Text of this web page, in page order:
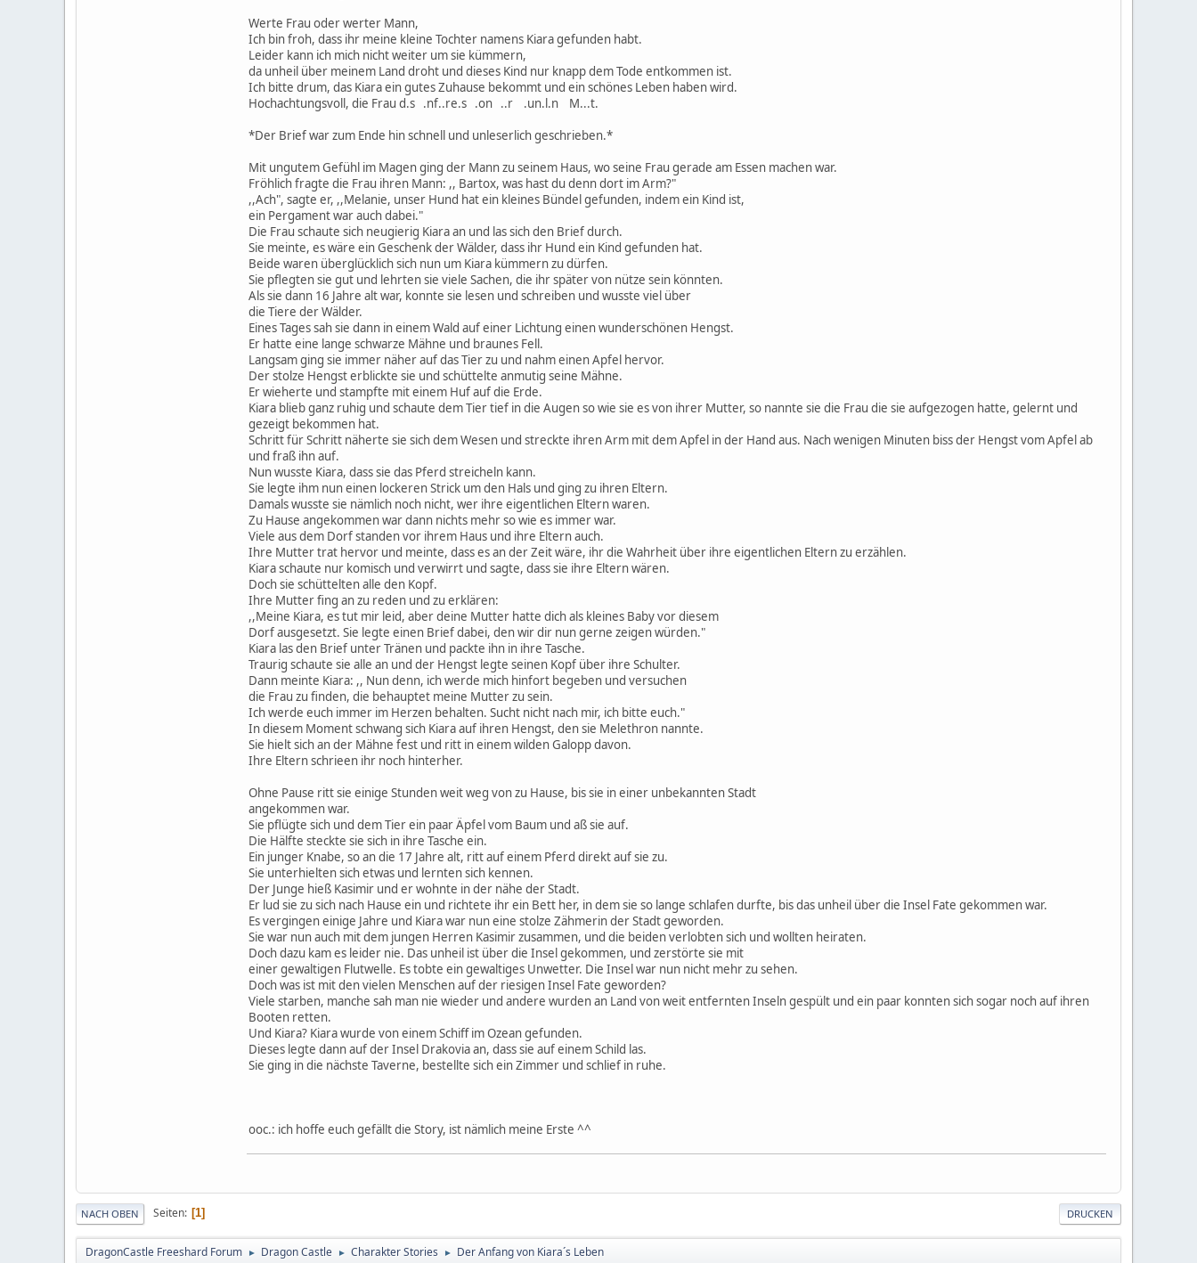
Werte Frau oder werter Mann,
Ich bin froh, dass ihr meine kleine Tochter namens Kiara gefunden habt.
Leider kann ich mich nicht weiter um sie kümmern,
da unheil über meinem Land droht und dieses Kind nur knapp dem Tode entkommen ist.
Ich bitte drum, das Kiara ein gutes Zuhause bekommt und ein schönes Leben haben wird.
Hochachtungsvoll, die Frau d.s .nf..re.s .on ..r .un.l.n M...t.
*Der Brief war zum Ende hin schnell und unleserlich geschrieben.*
Mit ungutem Gefühl im Magen ging der Mann zu seinem Haus, wo seine Frau gerade am Essen machen war.
Fröhlich fragte die Frau ihren Mann: ,, Bartox, was hast du denn dort im Arm?"
,,Ach", sagte er, ,,Melanie, unser Hund hat ein kleines Bündel gefunden, indem ein Kind ist,
ein Pergament war auch dabei."
Die Frau schaute sich neugierig Kiara an und las sich den Brief durch.
Sie meinte, es wäre ein Geschenk der Wälder, dass ihr Hund ein Kind gefunden hat.
Beide waren überglücklich sich nun um Kiara kümmern zu dürfen.
Sie pflegten sie gut und lehrten sie viele Sachen, die ihr später von nütze sein könnten.
Als sie dann 16 Jahre alt war, konnte sie lesen und schreiben und wusste viel über
die Tiere der Wälder.
Eines Tages sah sie dann in einem Wald auf einer Lichtung einen wunderschönen Hengst.
Er hatte eine lange schwarze Mähne und braunes Fell.
Langsam ging sie immer näher auf das Tier zu und nahm einen Apfel hervor.
Der stolze Hengst erblickte sie und schüttelte anmutig seine Mähne.
Er wieherte und stampfte mit einem Huf auf die Erde.
Kiara blieb ganz ruhig und schaute dem Tier tief in die Augen so wie sie es von ihrer Mutter, so nannte sie die Frau die sie aufgezogen hatte, gelernt und
gezeigt bekommen hat.
Schritt für Schritt näherte sie sich dem Wesen und streckte ihren Arm mit dem Apfel in der Hand aus. Nach wenigen Minuten biss der Hengst vom Apfel ab
und fraß ihn auf.
Nun wusste Kiara, dass sie das Pferd streicheln kann.
Sie legte ihm nun einen lockeren Strick um den Hals und ging zu ihren Eltern.
Damals wusste sie nämlich noch nicht, wer ihre eigentlichen Eltern waren.
Zu Hause angekommen war dann nichts mehr so wie es immer war.
Viele aus dem Dorf standen vor ihrem Haus und ihre Eltern auch.
Ihre Mutter trat hervor und meinte, dass es an der Zeit wäre, ihr die Wahrheit über ihre eigentlichen Eltern zu erzählen.
Kiara schaute nur komisch und verwirrt und sagte, dass sie ihre Eltern wären.
Doch sie schüttelten alle den Kopf.
Ihre Mutter fing an zu reden und zu erklären:
,,Meine Kiara, es tut mir leid, aber deine Mutter hatte dich als kleines Baby vor diesem
Dorf ausgesetzt. Sie legte einen Brief dabei, den wir dir nun gerne zeigen würden."
Kiara las den Brief unter Tränen und packte ihn in ihre Tasche.
Traurig schaute sie alle an und der Hengst legte seinen Kopf über ihre Schulter.
Dann meinte Kiara: ,, Nun denn, ich werde mich hinfort begeben und versuchen
die Frau zu finden, die behauptet meine Mutter zu sein.
Ich werde euch immer im Herzen behalten. Sucht nicht nach mir, ich bitte euch."
In diesem Moment schwang sich Kiara auf ihren Hengst, den sie Melethron nannte.
Sie hielt sich an der Mähne fest und ritt in einem wilden Galopp davon.
Ihre Eltern schrieen ihr noch hinterher.
Ohne Pause ritt sie einige Stunden weit weg von zu Hause, bis sie in einer unbekannten Stadt
angekommen war.
Sie pflügte sich und dem Tier ein paar Äpfel vom Baum und aß sie auf.
Die Hälfte steckte sie sich in ihre Tasche ein.
Ein junger Knabe, so an die 17 Jahre alt, ritt auf einem Pferd direkt auf sie zu.
Sie unterhielten sich etwas und lernten sich kennen.
Der Junge hieß Kasimir und er wohnte in der nähe der Stadt.
Er lud sie zu sich nach Hause ein und richtete ihr ein Bett her, in dem sie so lange schlafen durfte, bis das unheil über die Insel Fate gekommen war.
Es vergingen einige Jahre und Kiara war nun eine stolze Zähmerin der Stadt geworden.
Sie war nun auch mit dem jungen Herren Kasimir zusammen, und die beiden verlobten sich und wollten heiraten.
Doch dazu kam es leider nie. Das unheil ist über die Insel gekommen, und zerstörte sie mit
einer gewaltigen Flutwelle. Es tobte ein gewaltiges Unwetter. Die Insel war nun nicht mehr zu sehen.
Doch was ist mit den vielen Menschen auf der riesigen Insel Fate geworden?
Viele starben, manche sah man nie wieder und andere wurden an Land von weit entfernten Inseln gespült und ein paar konnten sich sogar noch auf ihren
Booten retten.
Und Kiara? Kiara wurde von einem Schiff im Ozean gefunden.
Dieses legte dann auf der Insel Drakovia an, dass sie auf einem Schild las.
Sie ging in die nächste Taverne, bestellte sich ein Zimmer und schlief in ruhe.
ooc.: ich hoffe euch gefällt die Story, ist nämlich meine Erste ^^
DRUCKEN
NACH OBEN Seiten 1
DragonCastle Freeshard Forum ► Dragon Castle ► Charakter Stories ► Der Anfang von Kiara´s Leben